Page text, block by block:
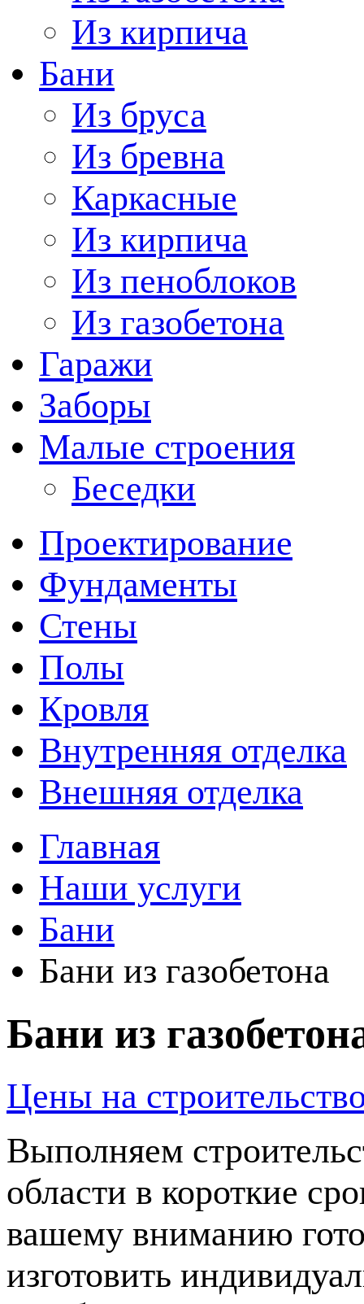
Из кирпича
Бани
Из бруса
Из бревна
Каркасные
Из кирпича
Из пеноблоков
Из газобетона
Гаражи
Заборы
Малые строения
Беседки
Проектирование
Фундаменты
Стены
Полы
Кровля
Внутренняя отделка
Внешняя отделка
Главная
Наши услуги
Бани
Бани из газобетона
Бани из
Цены на
Выполняем
области в короткие
вашему вниманию
изготовить